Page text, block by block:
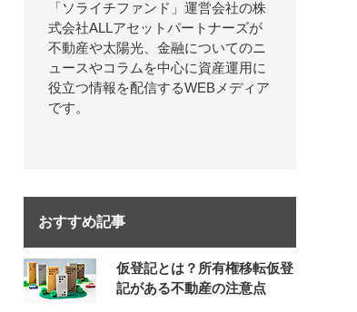
「ソライチファンド」運営会社の株
式会社ALLアセットパートナーズが
不動産や太陽光、金融についてのニ
ュースやコラムを中心に資産運用に
役立つ情報を配信するWEBメディア
です。
おすすめ記事
仮登記とは？所有権移転仮登
記がある不動産の注意点